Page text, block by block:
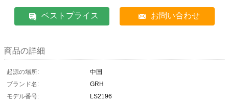
ベストプライス お問い合わせ
商品の詳細
起源の場所:
中国
ブランド名:
GRH
モデル番号:
LS2196